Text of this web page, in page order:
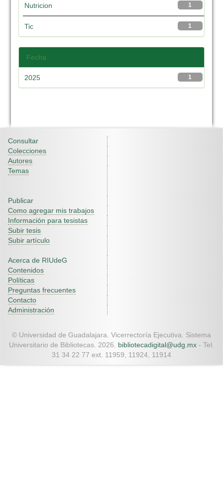
1
Nutricion
1
Tic
Fecha
1
2025
Consultar
Colecciones
Autores
Temas
Publicar
Como agregar mis trabajos
Información para tesistas
Subir tesis
Subir artículo
Acerca de RIUdeG
Contenidos
Políticas
Preguntas frecuentes
Contacto
Administración
© Universidad de Guadalajara. Vicerrectoría Ejecutiva. Sistema
Universitario de Bibliotecas. 2026. bibliotecadigital@udg.mx - Tel.
31 34 22 77 ext. 11959, 11924, 11914